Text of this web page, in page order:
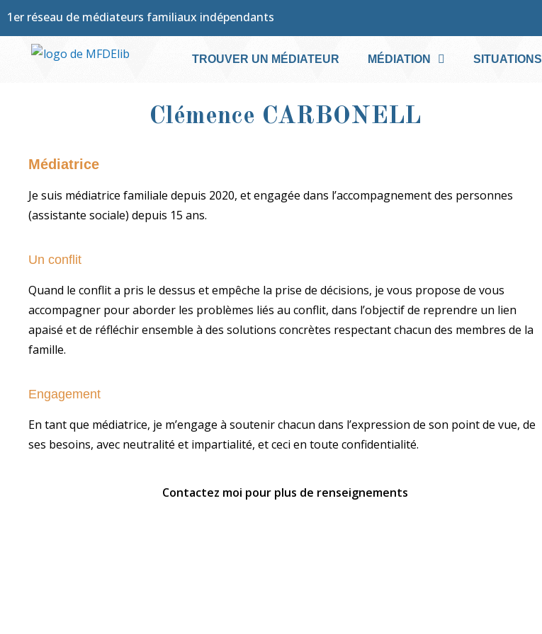
1er réseau de médiateurs familiaux indépendants
TROUVER UN MÉDIATEUR MÉDIATION SITUATIONS
Clémence CARBONELL
Médiatrice
Je suis médiatrice familiale depuis 2020, et engagée dans l’accompagnement des personnes
(assistante sociale) depuis 15 ans.
Un conflit
Quand le conflit a pris le dessus et empêche la prise de décisions, je vous propose de vous
accompagner pour aborder les problèmes liés au conflit, dans l’objectif de reprendre un lien
apaisé et de réfléchir ensemble à des solutions concrètes respectant chacun des membres de la
famille.
Engagement
En tant que médiatrice, je m’engage à soutenir chacun dans l’expression de son point de vue, de
ses besoins, avec neutralité et impartialité, et ceci en toute confidentialité.
Contactez moi pour plus de renseignements